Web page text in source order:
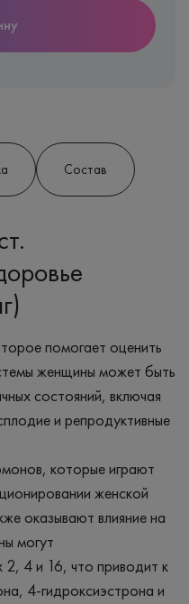
Состав
помогает оценить
женщины может быть
состояний, включая
и репродуктивные
которые играют
женской
оказывают влияние на
могут
2, 4 и 16, что приводит к
4-гидроксиэстрона и